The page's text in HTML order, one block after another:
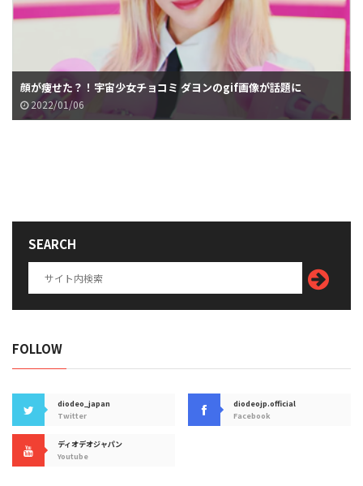
顔が痩せた？！宇宙少女チョコミ ダヨンのgif画像が話題に
2022/01/06
SEARCH
FOLLOW
diodeo_japan
Twitter
diodeojp.official
Facebook
ディオデオジャパン
Youtube